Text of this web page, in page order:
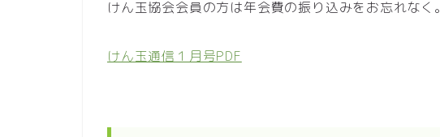
けん玉協会会員の方は年会費の振り込みをお忘れなく。
けん玉通信１月号PDF